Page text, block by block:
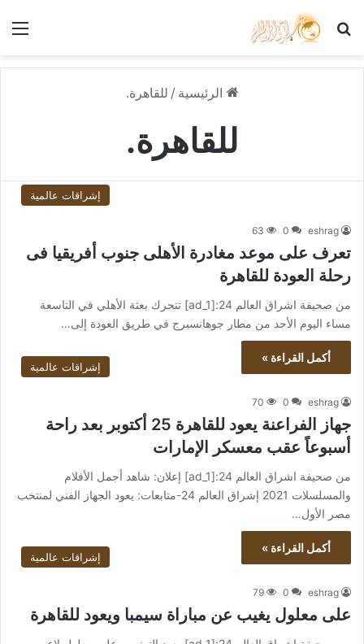
بحث عن
الرئيسية / للقاهرة.
للقاهرة.
إشراقات عالمية
eshrag
0
63
تعرف على موعد مغادرة الأهلى جنوب أفريقيا فى
رحلة العودة للقاهرة
من صحيفة اشراق العالم 24:[ad_1] تتحرك بعثة الأهلي في التاسعة
مساء اليوم الأحد من مطار جوهانسبرج في طريق العودة إلى…
أكمل القراءة »
إشراقات عالمية
eshrag
0
70
جهاز الفراعنة يعود للقاهرة 25 أكتوبر بعد راحة
أسبوعاً عقب معسكر الإمارات
من صحيفة اشراق العالم 24:[ad_1] إعلان: شاهد أجمل الأفلام
والمسلسلات 2021 إشراق العالم 24-متابعات: يعود الجهاز الفني لمنتخب
مصر الأول…
أكمل القراءة »
إشراقات عالمية
eshrag
0
79
على معلول يغيب عن مباراة سيمبا ويعود للقاهرة